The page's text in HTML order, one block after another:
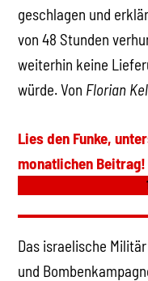
geschlagen und
von 48 Stunden
weiterhin keine
würde. Von Florian
Lies den Funke,
monatlichen Beitrag!
Das israelische
und